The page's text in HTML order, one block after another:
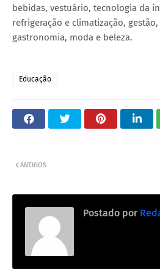
bebidas, vestuário, tecnologia da
refrigeração e climatização,
gastronomia, moda e beleza.
Educação
ANTIGOS
Postado por